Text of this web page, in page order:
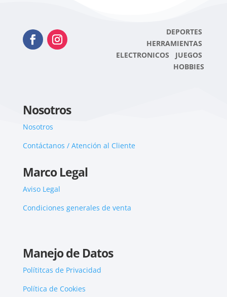
DEPORTES
HERRAMIENTAS
ELECTRONICOS JUEGOS
HOBBIES
Nosotros
Nosotros
Contáctanos / Atención al Cliente
Marco Legal
Aviso Legal
Condiciones generales de venta
Manejo de Datos
Polítitcas de Privacidad
Política de Cookies